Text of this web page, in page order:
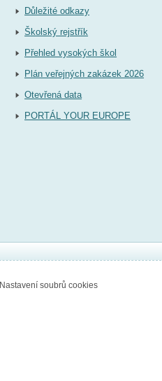
Důležité odkazy
Školský rejstřík
Přehled vysokých škol
Plán veřejných zakázek 2026
Otevřená data
PORTÁL YOUR EUROPE
Nastavení soubrů cookies